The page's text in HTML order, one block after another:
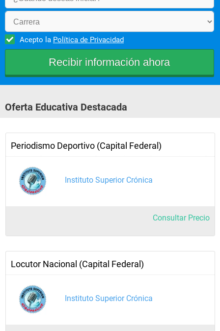
Acepto la Política de Privacidad
Oferta Educativa Destacada
Periodismo Deportivo (Capital Federal)
Instituto Superior Crónica
Consultar Precio
Locutor Nacional (Capital Federal)
Instituto Superior Crónica